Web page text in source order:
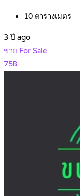
10 ตารางเมตร
3 ปี ago
ขาย For Sale
75฿